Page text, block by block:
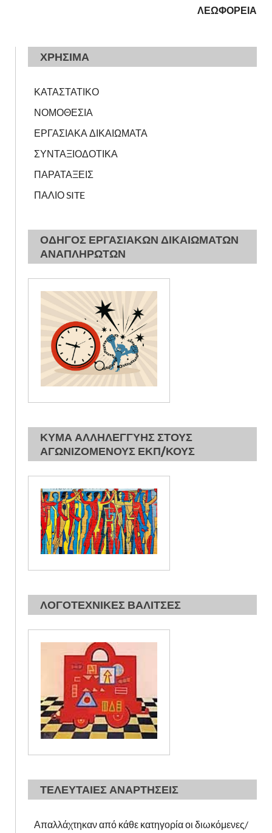
ΛΕΩΦΟΡΕΙΑ
ΧΡΗΣΙΜΑ
ΚΑΤΑΣΤΑΤΙΚΟ
ΝΟΜΟΘΕΣΙΑ
ΕΡΓΑΣΙΑΚΑ ΔΙΚΑΙΩΜΑΤΑ
ΣΥΝΤΑΞΙΟΔΟΤΙΚΑ
ΠΑΡΑΤΑΞΕΙΣ
ΠΑΛΙΟ SITE
ΟΔΗΓΟΣ ΕΡΓΑΣΙΑΚΩΝ ΔΙΚΑΙΩΜΑΤΩΝ
ΑΝΑΠΛΗΡΩΤΩΝ
ΚΥΜΑ ΑΛΛΗΛΕΓΓΥΗΣ ΣΤΟΥΣ
ΑΓΩΝΙΖΟΜΕΝΟΥΣ ΕΚΠ/ΚΟΥΣ
ΛΟΓΟΤΕΧΝΙΚΕΣ ΒΑΛΙΤΣΕΣ
ΤΕΛΕΥΤΑΙΕΣ ΑΝΑΡΤΗΣΕΙΣ
Απαλλάχτηκαν από κάθε κατηγορία οι διωκόμενες/